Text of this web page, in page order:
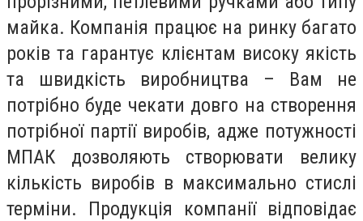
майка. Компанія працює на ринку багато
років та гарантує клієнтам високу якість
та швидкість виробництва – Вам не
потрібно буде чекати довго на створення
потрібної партії виробів, адже потужності
МПАК дозволяють створювати велику
кількість виробів в максимально стислі
терміни. Продукція компанії відповідає